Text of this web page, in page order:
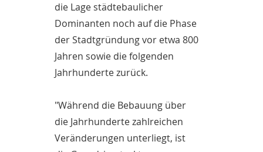
die Lage städtebaulicher
Dominanten noch auf die Phase
der Stadtgründung vor etwa 800
Jahren sowie die folgenden
Jahrhunderte zurück.
"Während die Bebauung über
die Jahrhunderte zahlreichen
Veränderungen unterliegt, ist